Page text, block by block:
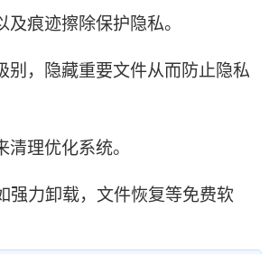
痕迹擦除保护隐私。
别，隐藏重要文件从而防止隐私
理优化系统。
强力卸载，文件恢复等免费软